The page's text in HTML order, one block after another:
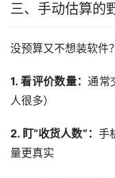
三、手动估算的
没预算又不想装软件
1. 看评价数量：通常
人很多）
2. 盯”收货人数”： 手
量更真实